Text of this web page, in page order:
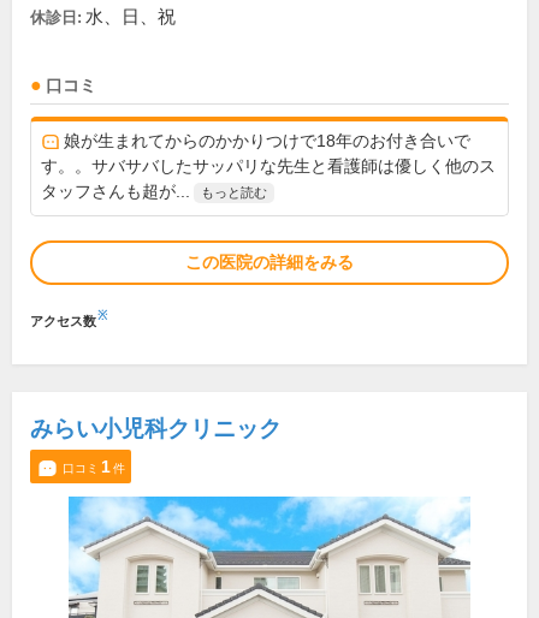
休診日: 水、日、祝
口コミ
娘が生まれてからのかかりつけで18年のお付き合いで
す。。サバサバしたサッパリな先生と看護師は優しく他のス
タッフさんも超が...
もっと読む
この医院の詳細をみる
アクセス数※
みらい小児科クリニック
口コミ 1件